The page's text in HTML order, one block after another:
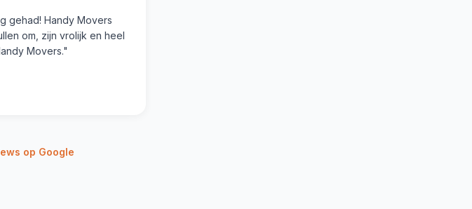
gehad! Handy Movers
om, zijn vrolijk en heel
Movers."
op Google